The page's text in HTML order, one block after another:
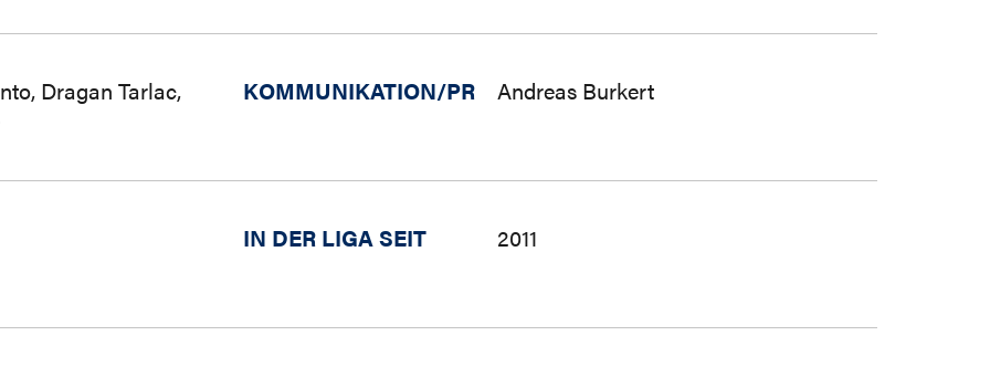
Dragan Tarlac,
KOMMUNIKATION/PR Andreas Burkert
IN DER LIGA SEIT 2011